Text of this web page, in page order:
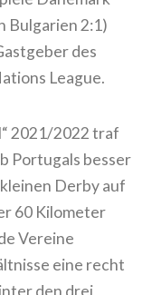
Bulgarien 2:1)
des
League.
2021/2022 traf
Portugals besser
Derby auf
60 Kilometer
Vereine
eine recht
den drei